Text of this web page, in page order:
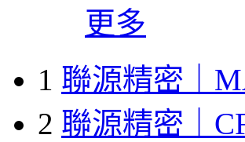
更多
1 聯源精密｜
2 聯源精密｜